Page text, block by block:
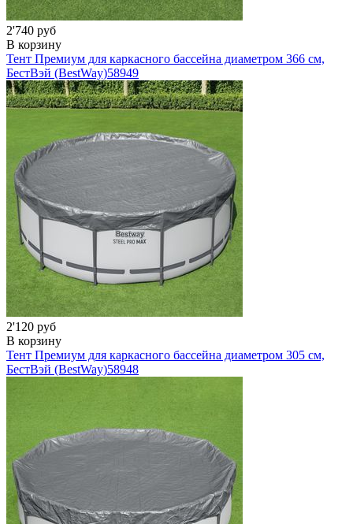
2'740 руб
В корзину
Тент Премиум для каркасного бассейна диаметром 366 см,
БестВэй (BestWay)58949
2'120 руб
В корзину
Тент Премиум для каркасного бассейна диаметром 305 см,
БестВэй (BestWay)58948